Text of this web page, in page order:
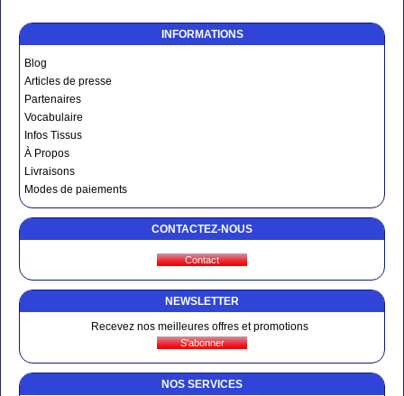
INFORMATIONS
Blog
Articles de presse
Partenaires
Vocabulaire
Infos Tissus
À Propos
Livraisons
Modes de paiements
CONTACTEZ-NOUS
NEWSLETTER
Recevez nos meilleures offres et promotions
NOS SERVICES